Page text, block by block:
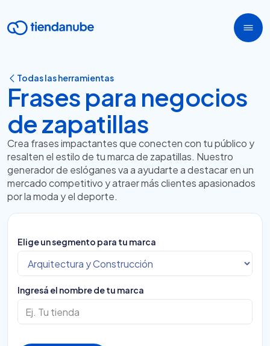
Todas las herramientas
Frases para negocios
de zapatillas
Crea frases impactantes que conecten con tu público y
resalten el estilo de tu marca de zapatillas. Nuestro
generador de eslóganes va a ayudarte a destacar en un
mercado competitivo y atraer más clientes apasionados
por la moda y el deporte.
Elige un segmento para tu marca
Ingresá el nombre de tu marca